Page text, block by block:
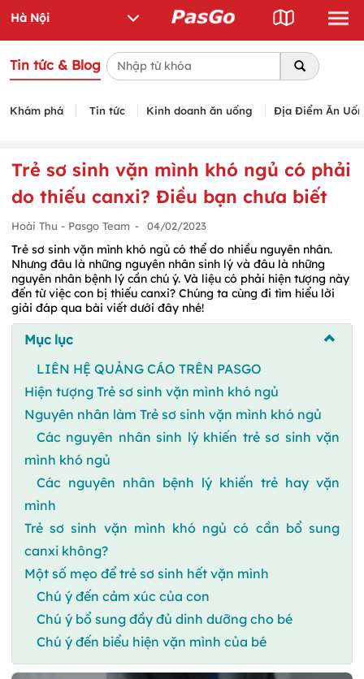
Tin tức & Blog
Khám phá Tin tức Kinh doanh ăn uống Địa Điểm Ăn
Trẻ sơ sinh vặn mình khó ngủ có phải
do thiếu canxi? Điều bạn chưa biết
Hoài Thu - Pasgo Team - 04/02/2023
Trẻ sơ sinh vặn mình khó ngủ có thể do nhiều nguyên nhân.
Nhưng đâu là những nguyên nhân sinh lý và đâu là những
nguyên nhân bệnh lý cần chú ý. Và liệu có phải hiện tượng này
đến từ việc con bị thiếu canxi? Chúng ta cùng đi tìm hiểu lời
giải đáp qua bài viết dưới đây nhé!
Mục lục
LIÊN HỆ QUẢNG CÁO TRÊN PASGO
Hiện tượng Trẻ sơ sinh vặn mình khó ngủ
Nguyên nhân làm Trẻ sơ sinh vặn mình khó ngủ
Các nguyên nhân sinh lý khiến trẻ sơ sinh vặn
mình khó ngủ
Các nguyên nhân bệnh lý khiến trẻ hay vặn
mình
Trẻ sơ sinh vặn mình khó ngủ có cần bổ sung
canxi không?
Một số mẹo để trẻ sơ sinh hết vặn mình
Chú ý đến cảm xúc của con
Chú ý bổ sung đầy đủ dinh dưỡng cho bé
Chú ý đến biểu hiện vặn mình của bé